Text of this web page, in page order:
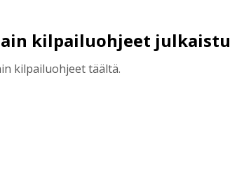
kilpailuohjeet julkaistu
kilpailuohjeet täältä.